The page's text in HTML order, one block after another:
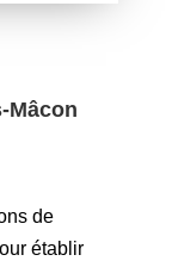
Mâcon
de
établir